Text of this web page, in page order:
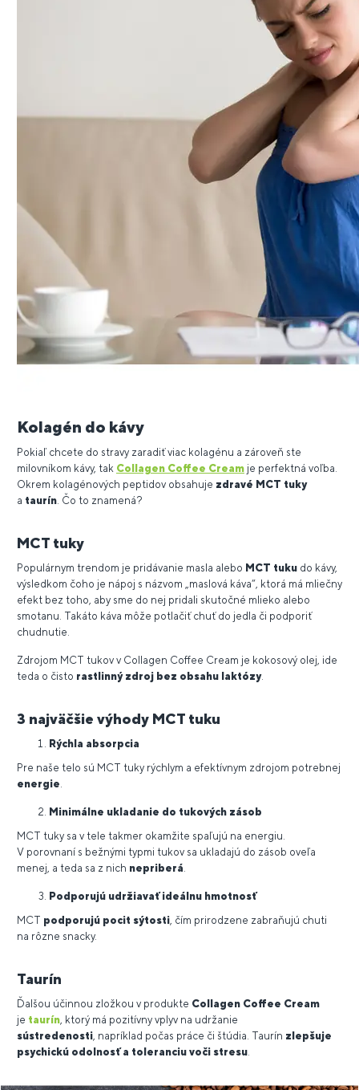
Kolagén do kávy
Pokiaľ chcete do stravy zaradiť viac kolagénu a zároveň ste
milovníkom kávy, tak Collagen Coffee Cream je perfektná voľba.
Okrem kolagénových peptidov obsahuje zdravé MCT tuky
a taurín . Čo to znamená?
MCT tuky
Populárnym trendom je pridávanie masla alebo MCT tuku do kávy,
výsledkom čoho je nápoj s názvom „maslová káva“, ktorá má mliečny
efekt bez toho, aby sme do nej pridali skutočné mlieko alebo
smotanu. Takáto káva môže potlačiť chuť do jedla či podporiť
chudnutie.
Zdrojom MCT tukov v Collagen Coffee Cream je kokosový olej, ide
teda o čisto rastlinný zdroj bez obsahu laktózy.
3 najväčšie výhody MCT tuku
Rýchla absorpcia
Pre naše telo sú MCT tuky rýchlym a efektívnym zdrojom potrebnej
energie
Minimálne ukladanie do tukových zásob
MCT tuky sa v tele takmer okamžite spaľujú na energiu.
V porovnaní s bežnými typmi tukov sa ukladajú do zásob oveľa
menej, a teda sa z nich nepriberá
Podporujú udržiavať ideálnu hmotnosť
MCT podporujú pocit sýtosti , čím prirodzene zabraňujú chuti
na rôzne snacky.
Taurín
Ďalšou účinnou zložkou v produkte Collagen Coffee Cream
je taurín , ktorý má pozitívny vplyv na udržanie
sústredenosti , napríklad počas práce či štúdia. Taurín zlepšuje
psychickú odolnosť a toleranciu voči stresu